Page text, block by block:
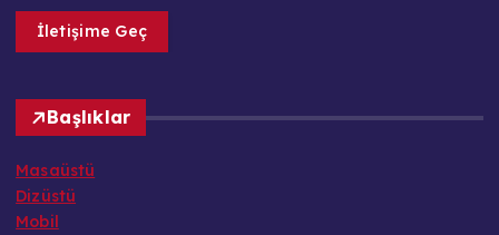
İletişime Geç
Başlıklar
Masaüstü
Dizüstü
Mobil